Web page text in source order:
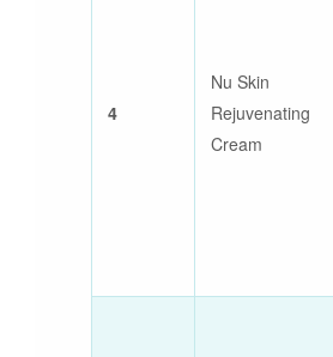
4
Nu Skin
Rejuvenating
Cream